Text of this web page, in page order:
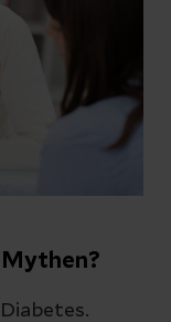
Mythen?